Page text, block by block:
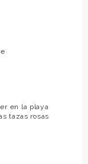
en la playa
tazas rosas